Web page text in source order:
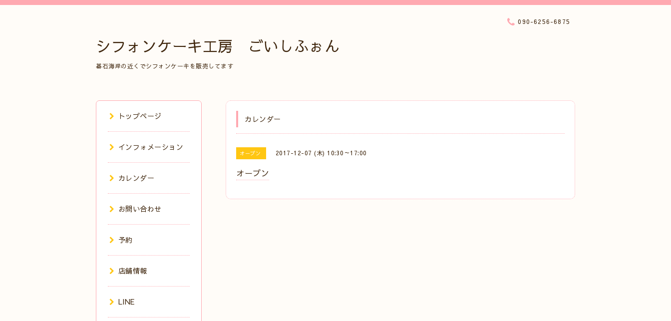
シフォンケーキ工房 ごいしふぉん
碁石海岸の近くでシフォンケーキを販売してます
090-6256-6875
カレンダー
オープン 2017-12-07 (木) 10:30～17:00
オープン
トップページ
インフォメーション
カレンダー
お問い合わせ
予約
店舗情報
LINE